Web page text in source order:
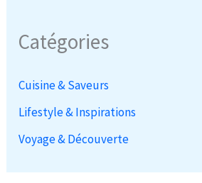
Catégories
Cuisine & Saveurs
Lifestyle & Inspirations
Voyage & Découverte